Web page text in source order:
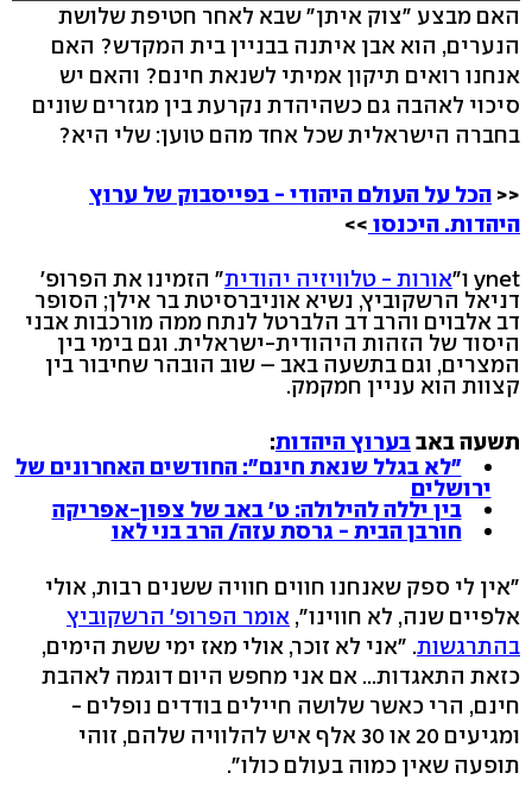
hlsjs-lite: Network error
האם מבצע "צוק איתן" שבא לאחר חטיפת שלושת
הנערים, הוא אבן איתנה בבניין בית המקדש? האם
אנחנו רואים תיקון אמיתי לשנאת חינם? והאם יש
סיכוי לאהבה גם כשהיהדת נקרעת בין מגזרים שונים
בחברה הישראלית שכל אחד מהם טוען: שלי היא?
<< הכל על העולם היהודי - בפייסבוק של ערוץ
היהדות. היכנסו >>
ynet ו"
אורות - טלוויזיה יהודית" הזמינו את הפרופ'
דניאל הרשקוביץ, נשיא אוניברסיטת בר אילן; הסופר
דב אלבוים והרב דב הלברטל לנתח ממה מורכבות אבני
היסוד של הזהות היהודית-ישראלית. וגם בימי בין
המצרים, וגם בתשעה באב – שוב הובהר שחיבור בין
קצוות הוא עניין חמקמק.
תשעה באבבערוץ היהדות:
"לא בגלל שנאת חינם": החודשים האחרונים של
ירושלים
בין יללה להילולה: ט' באב של צפון-אפריקה
חורבן הבית - גרסת עזה/ הרב בני לאו
"אין לי ספק שאנחנו חווים חוויה ששנים רבות, אולי
אלפיים שנה, לא חווינו", אומר הפרופ' הרשקוביץ
בהתרגשות. "אני לא זוכר, אולי מאז ימי ששת הימים,
כזאת התאגדות... אם אני מחפש היום דוגמה לאהבת
חינם, הרי כאשר שלושה חיילים בודדים נופלים -
ומגיעים 20 או 30 אלף איש להלוויה שלהם, זוהי
תופעה שאין כמוה בעולם כולו".